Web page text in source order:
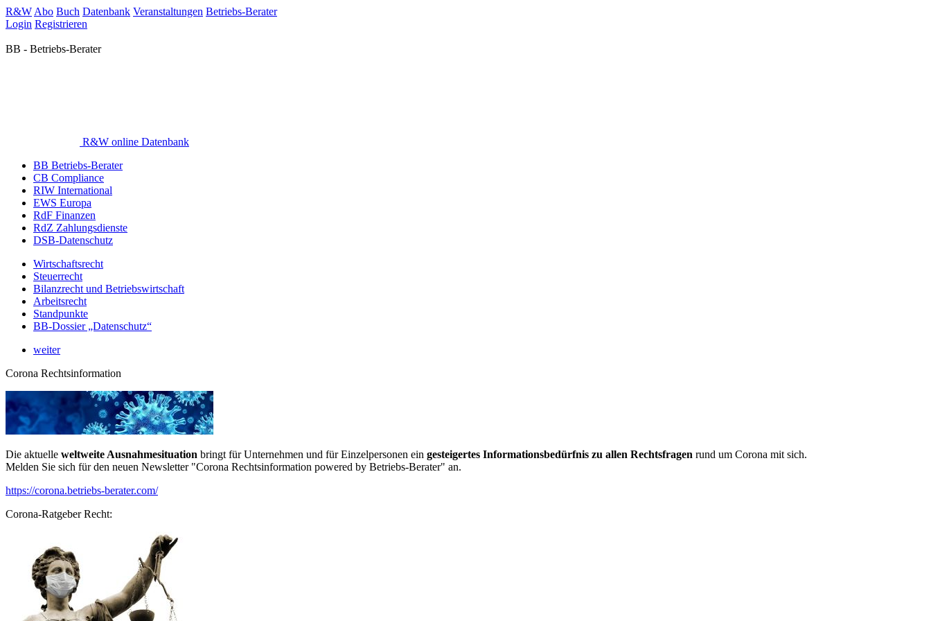
R&W Abo Buch Datenbank Veranstaltungen Betriebs-Berater
Login Registrieren
BB - Betriebs-Berater
R&W online Datenbank
BB Betriebs-Berater
CB Compliance
RIW International
EWS Europa
RdF Finanzen
RdZ Zahlungsdienste
DSB-Datenschutz
Wirtschaftsrecht
Steuerrecht
Bilanzrecht und Betriebswirtschaft
Arbeitsrecht
Standpunkte
BB-Dossier „Datenschutz“
weiter
Corona Rechtsinformation
Die aktuelle weltweite Ausnahmesituation bringt für Unternehmen und für Einzelpersonen ein gesteigertes Informationsbedürfnis zu allen Rechtsfragen rund um Corona mit sich.
Melden Sie sich für den neuen Newsletter "Corona Rechtsinformation powered by Betriebs-Berater" an.
https://corona.betriebs-berater.com/
Corona-Ratgeber Recht: